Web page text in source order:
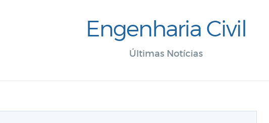
Engenharia Civil
Últimas Notícias